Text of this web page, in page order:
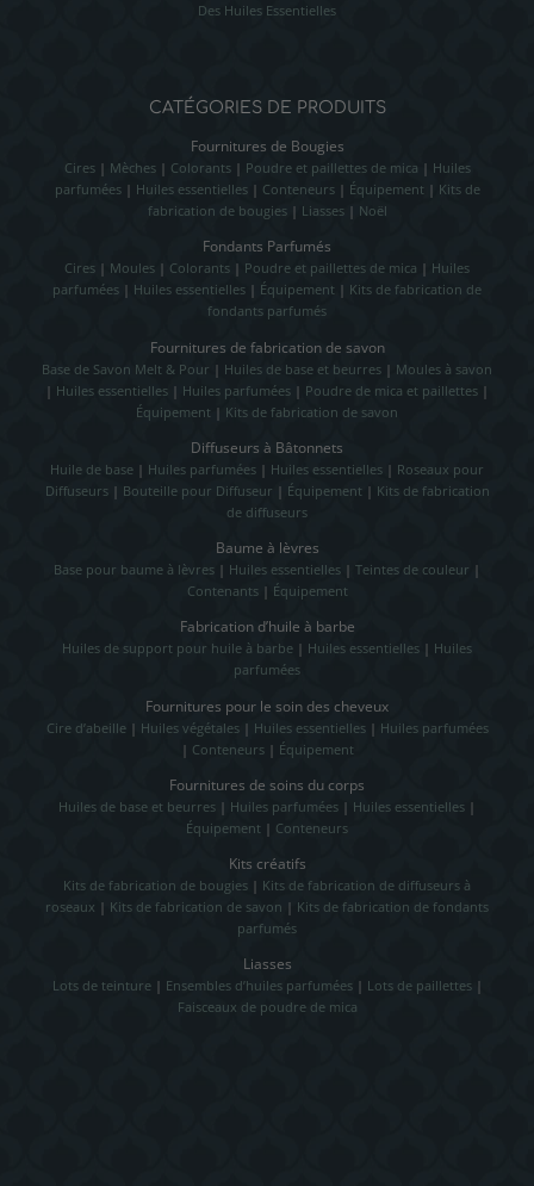
Des Huiles Essentielles
CATÉGORIES DE PRODUITS
Fournitures de Bougies
Cires| Mèches| Colorants| Poudre et paillettes de mica | Huiles
parfumées| Huiles essentielles| Conteneurs| Équipement | Kits de
fabrication de bougies| Liasses| Noël
Fondants Parfumés
Cires | Moules | Colorants | Poudre et paillettes de mica | Huiles
parfumées | Huiles essentielles | Équipement | Kits de fabrication de
fondants parfumés
Fournitures de fabrication de savon
Base de Savon Melt & Pour | Huiles de base et beurres | Moules à savon
| Huiles essentielles | Huiles parfumées | Poudre de mica et paillettes |
Équipement | Kits de fabrication de savon
Diffuseurs à Bâtonnets
Huile de base | Huiles parfumées | Huiles essentielles | Roseaux pour
Diffuseurs| Bouteille pour Diffuseur | Équipement| Kits de fabrication
de diffuseurs
Baume à lèvres
Base pour baume à lèvres | Huiles essentielles | Teintes de couleur |
Contenants| Équipement
Fabrication d’huile à barbe
Huiles de support pour huile à barbe | Huiles essentielles | Huiles
parfumées
Fournitures pour le soin des cheveux
Cire d’abeille| Huiles végétales| Huiles essentielles| Huiles parfumées
| Conteneurs| Équipement
Fournitures de soins du corps
Huiles de base et beurres | Huiles parfumées | Huiles essentielles |
Équipement | Conteneurs
Kits créatifs
Kits de fabrication de bougies | Kits de fabrication de diffuseurs à
roseaux | Kits de fabrication de savon | Kits de fabrication de fondants
parfumés
Liasses
Lots de teinture| Ensembles d’huiles parfumées| Lots de paillettes|
Faisceaux de poudre de mica